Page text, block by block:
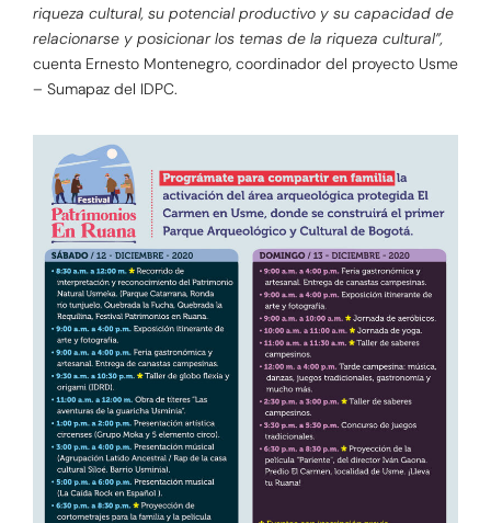
riqueza cultural, su potencial productivo y su capacidad de
relacionarse y posicionar los temas de la riqueza cultural”,
cuenta Ernesto Montenegro, coordinador del proyecto Usme
– Sumapaz del IDPC.